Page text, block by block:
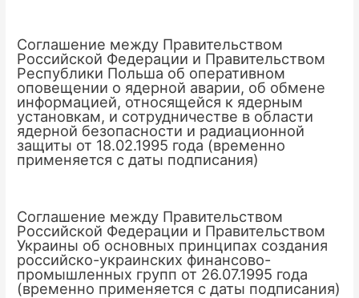
Соглашение между Правительством
Российской Федерации и Правительством
Республики Польша об оперативном
оповещении о ядерной аварии, об обмене
информацией, относящейся к ядерным
установкам, и сотрудничестве в области
ядерной безопасности и радиационной
защиты от 18.02.1995 года (временно
применяется с даты подписания)
Соглашение между Правительством
Российской Федерации и Правительством
Украины об основных принципах создания
российско-украинских финансово-
промышленных групп от 26.07.1995 года
(временно применяется с даты подписания)